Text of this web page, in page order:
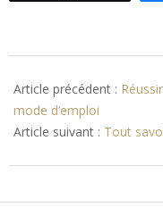
01-
03
Article précédent :
mode d’emploi
Article suivant : Tout